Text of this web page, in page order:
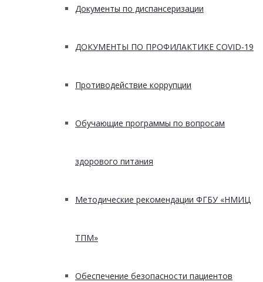
Документы по диспансеризации
ДОКУМЕНТЫ ПО ПРОФИЛАКТИКЕ COVID-19
Противодействие коррупции
Обучающие программы по вопросам
здорового питания
Методические рекомендации ФГБУ «НМИЦ
ТПМ»
Обеспечение безопасности пациентов